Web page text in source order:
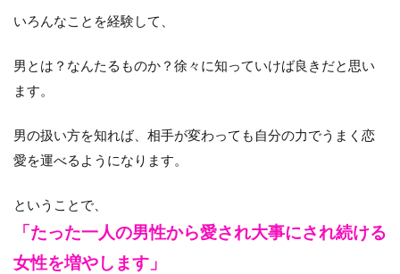
いろんなことを経験して、
男とは？なんたるものか？徐々に知っていけば良きだと思い
ます。
男の扱い方を知れば、相手が変わっても自分の力でうまく恋
愛を運べるようになります。
ということで、
「たった一人の男性から愛され大事にされ続ける
女性を増やします」